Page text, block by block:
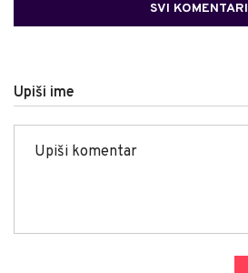
SVI KOMENTARI
Upiši ime